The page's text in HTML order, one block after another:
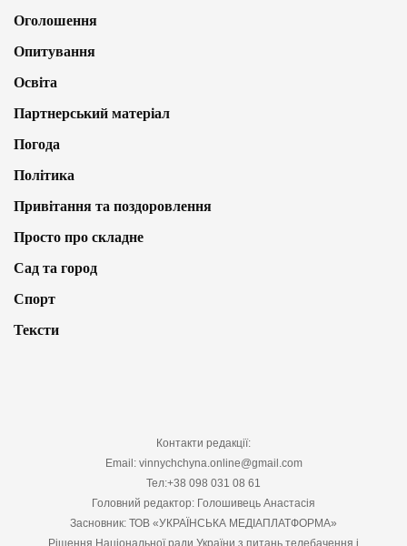
Оголошення
Опитування
Освіта
Партнерський матеріал
Погода
Політика
Привітання та поздоровлення
Просто про складне
Сад та город
Спорт
Тексти
Контакти редакції:
Email: vinnychchyna.online@gmail.com
Тел:+38 098 031 08 61
Головний редактор: Голошивець Анастасія
Засновник: ТОВ «УКРАЇНСЬКА МЕДІАПЛАТФОРМА»